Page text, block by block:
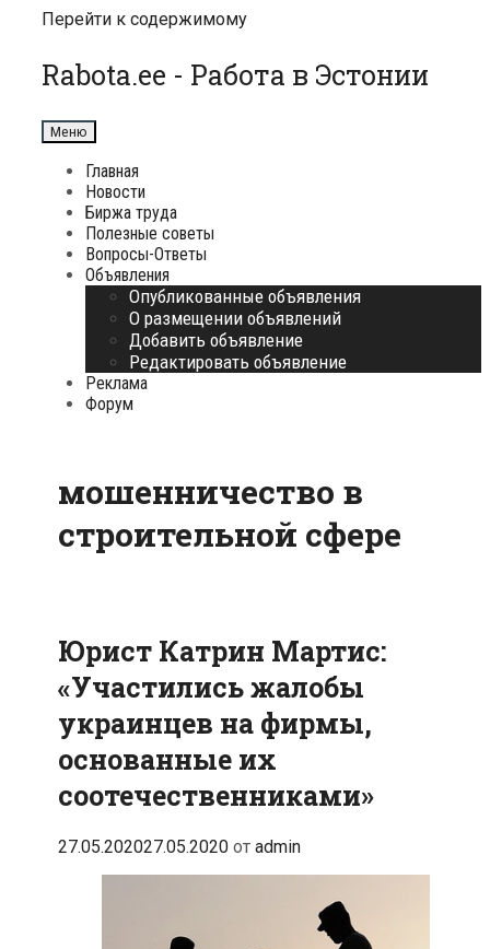
Перейти к содержимому
Rabota.ee - Работа в Эстонии
Меню
Главная
Новости
Биржа труда
Полезные советы
Вопросы-Ответы
Объявления
Опубликованные объявления
О размещении объявлений
Добавить объявление
Редактировать объявление
Реклама
Форум
мошенничество в
строительной сфере
Юрист Катрин Мартис:
«Участились жалобы
украинцев на фирмы,
основанные их
соотечественниками»
27.05.202027.05.2020 от admin